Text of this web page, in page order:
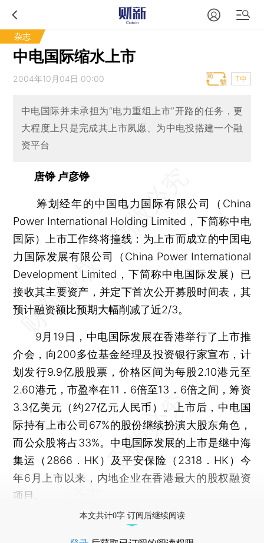
杂志
中电国际缩水上市
2004年10月04日 00:00 T中
中电国际并未承担为“电力重组上市”开路的任务，更
大程度上只是完成其上市夙愿、为中电投搭建一个融
资平台
唐铮 卢彦铮
筹划经年的中国电力国际有限公司（China
Power International Holding Limited，下简称中电
国际）上市工作终将撞线：为上市而成立的中国电
力国际发展有限公司（China Power International
Development Limited，下简称中电国际发展）已
接收其主要资产，并定下首次公开募股时间表，其
预计融资额比预期大幅削减了近2/3。
9月19日，中电国际发展在香港举行了上市推
介会，向200多位基金经理及投资银行家宣布，计
划发行9.9亿股股票，价格区间为每股2.10港元至
2.60港元，市盈率在11．6倍至13．6倍之间，筹资
3.3亿美元（约27亿元人民币）。上市后，中电国
际持有上市公司67%的股份继续扮演大股东角色，
而公众股将占33%。中电国际发展的上市是继中海
集运（2866．HK）及平安保险（2318．HK）今
年6月上市以来，内地企业在香港最大的股权融资
项目。
本文共计0字 订阅后继续阅读